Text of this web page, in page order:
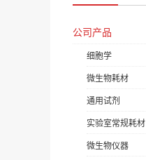
公司产品
细胞学
微生物耗材
通用试剂
实验室常规耗材
微生物仪器